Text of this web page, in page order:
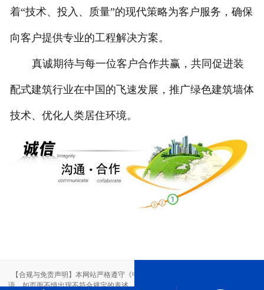
着“技术、投入、质量”的现代策略为客户服务，确保
向客户提供专业的工程解决方案。
真诚期待与每一位客户合作共赢，共同促进装
配式建筑行业在中国的飞速发展，推广绿色建筑墙体
技术、优化人类居住环境。
【合规与免责声明】本网站严格遵守《中华人民共和国广告法》，尽力规范用
语。如页面不慎出现不符合规定的表述，敬请联系我们，将立即更正；相关内容